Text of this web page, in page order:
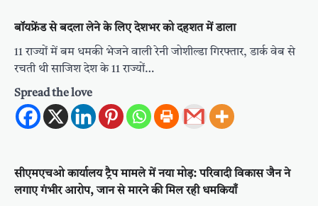
बॉयफ्रेंड से बदला लेने के लिए देशभर को दहशत में डाला
11 राज्यों में बम धमकी भेजने वाली रेनी जोशील्डा गिरफ्तार, डार्क वेब से
रचती थी साजिश देश के 11 राज्यों…
Spread the love
सीएमएचओ कार्यालय ट्रैप मामले में नया मोड़: परिवादी विकास जैन ने
लगाए गंभीर आरोप, जान से मारने की मिल रही धमकियाँ